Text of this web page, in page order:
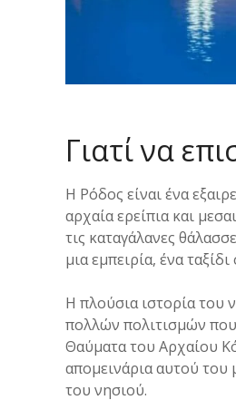
Γιατί να
Η Ρόδος είναι ένα
αρχαία ερείπια και
τις καταγάλανες
μια εμπειρία, ένα
Η πλούσια ιστορία του
πολλών πολιτισμών
Θαύματα του Αρχαίου
απομεινάρια αυτού
του νησιού.